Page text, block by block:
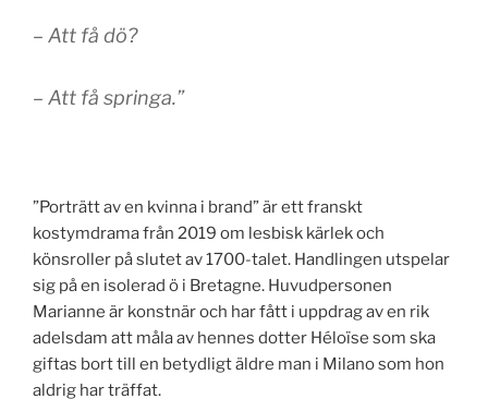
– Att få dö?
– Att få springa.”
”Porträtt av en kvinna i brand” är ett franskt
kostymdrama från 2019 om lesbisk kärlek och
könsroller på slutet av 1700-talet. Handlingen utspelar
sig på en isolerad ö i Bretagne. Huvudpersonen
Marianne är konstnär och har fått i uppdrag av en rik
adelsdam att måla av hennes dotter Héloïse som ska
giftas bort till en betydligt äldre man i Milano som hon
aldrig har träffat.